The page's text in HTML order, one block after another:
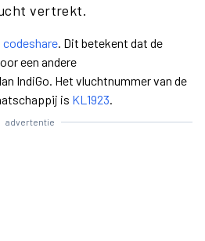
vertrekt.
codeshare. Dit betekent dat de
een andere
IndiGo. Het vluchtnummer van de
is KL1923.
advertentie